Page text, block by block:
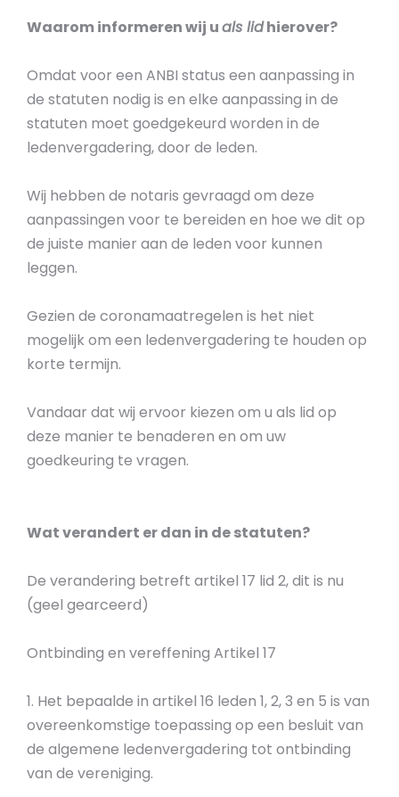
Waarom informeren wij uals lidhierover?
Omdat voor een ANBI status een aanpassing in
de statuten nodig is en elke aanpassing in de
statuten moet goedgekeurd worden in de
ledenvergadering, door de leden.
Wij hebben de notaris gevraagd om deze
aanpassingen voor te bereiden en hoe we dit op
de juiste manier aan de leden voor kunnen
leggen.
Gezien de coronamaatregelen is het niet
mogelijk om een ledenvergadering te houden op
korte termijn.
Vandaar dat wij ervoor kiezen om u als lid op
deze manier te benaderen en om uw
goedkeuring te vragen.
Wat verandert er dan in de statuten?
De verandering betreft artikel 17 lid 2, dit is nu
(geel gearceerd)
Ontbinding en vereffening Artikel 17
1. Het bepaalde in artikel 16 leden 1, 2, 3 en 5 is van
overeenkomstige toepassing op een besluit van
de algemene ledenvergadering tot ontbinding
van de vereniging.